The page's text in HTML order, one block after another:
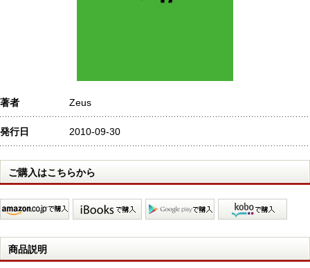
著者 Zeus
発行日 2010-09-30
ご購入はこちらから
商品説明